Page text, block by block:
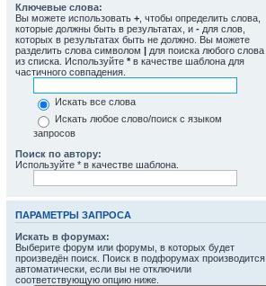
Ключевые слова:
Вы можете использовать + , чтобы определить слова,
которые должны быть в результатах, и - для слов,
которых в результатах быть не должно. Вы можете
разделить слова символом | для поиска любого слова
из списка. Используйте * в качестве шаблона для
частичного совпадения.
Искать все слова
Искать любое слово/поиск с языком
запросов
Поиск по автору:
Используйте * в качестве шаблона.
ПАРАМЕТРЫ ЗАПРОСА
Искать в форумах:
Выберите форум или форумы, в которых будет
произведён поиск. Поиск в подфорумах производится
автоматически, если вы не отключили
соответствующую опцию ниже.